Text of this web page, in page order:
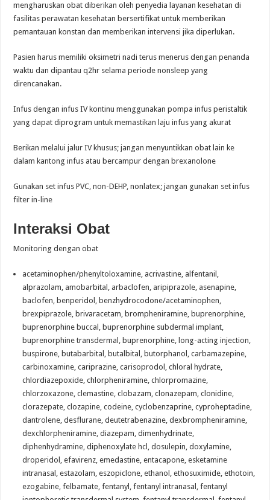
mengharuskan obat diberikan oleh penyedia layanan kesehatan di
fasilitas perawatan kesehatan bersertifikat untuk memberikan
pemantauan konstan dan memberikan intervensi jika diperlukan.
Pasien harus memiliki oksimetri nadi terus menerus dengan penanda
waktu dan dipantau q2hr selama periode nonsleep yang
direncanakan.
Infus dengan infus IV kontinu menggunakan pompa infus peristaltik
yang dapat diprogram untuk memastikan laju infus yang akurat
Berikan melalui jalur IV khusus; jangan menyuntikkan obat lain ke
dalam kantong infus atau bercampur dengan brexanolone
Gunakan set infus PVC, non-DEHP, nonlatex; jangan gunakan set infus
filter in-line
Interaksi Obat
Monitoring dengan obat
acetaminophen/phenyltoloxamine, acrivastine, alfentanil,
alprazolam, amobarbital, arbaclofen, aripiprazole, asenapine,
baclofen, benperidol, benzhydrocodone/acetaminophen,
brexpiprazole, brivaracetam, brompheniramine, buprenorphine,
buprenorphine buccal, buprenorphine subdermal implant,
buprenorphine transdermal, buprenorphine, long-acting injection,
buspirone, butabarbital, butalbital, butorphanol, carbamazepine,
carbinoxamine, cariprazine, carisoprodol, chloral hydrate,
chlordiazepoxide, chlorpheniramine, chlorpromazine,
chlorzoxazone, clemastine, clobazam, clonazepam, clonidine,
clorazepate, clozapine, codeine, cyclobenzaprine, cyproheptadine,
dantrolene, desflurane, deutetrabenazine, dexbrompheniramine,
dexchlorpheniramine, diazepam, dimenhydrinate,
diphenhydramine, diphenoxylate hcl, dosulepin, doxylamine,
droperidol, efavirenz, emedastine, entacapone, esketamine
intranasal, estazolam, eszopiclone, ethanol, ethosuximide, ethotoin,
ezogabine, felbamate, fentanyl, fentanyl intranasal, fentanyl